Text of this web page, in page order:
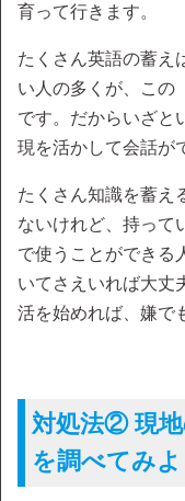
育って行きます。
たくさん英語の蓄え
い人の多くが、この
です。だからいざと
現を活かして会話が
たくさん知識を蓄え
ないけれど、持って
で使うことができる
いてさえいれば大丈
活を始めれば、嫌で
対処法② 現
を調べてみよ